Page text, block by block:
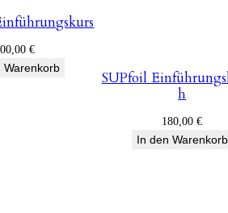
€
Warenkorb
SUPfoil
h
180,00€
In den Warenkorb